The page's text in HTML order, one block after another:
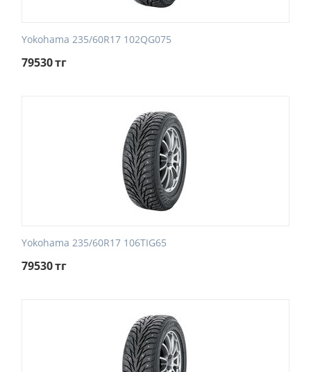
Yokohama 235/60R17 102QG075
79530тг
Yokohama 235/60R17 106TIG65
79530тг